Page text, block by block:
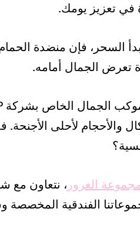
في تعزيز يومك.
السحر، فإن منضدة
تعرض الجمال أمامه.
والأحجام لأحلى
مجموعة الغرور ، نتعاون مع
الفندقية المخصصة